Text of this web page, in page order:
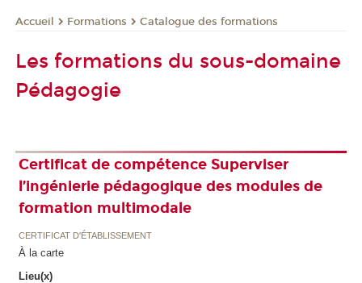
Accueil Formations Catalogue des formations
Les formations du sous-domaine
Pédagogie
Certificat de compétence Superviser
l’ingénierie pédagogique des modules de
formation multimodale
CERTIFICAT D'ÉTABLISSEMENT
À la carte
Lieu(x)